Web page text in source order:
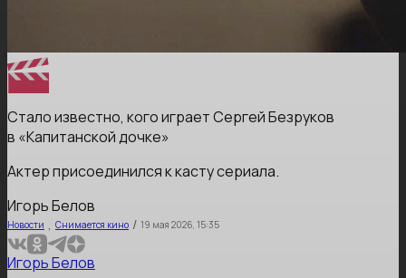
Стало известно, кого играет Сергей Безруков
в «Капитанской дочке»
Актер присоединился к касту сериала.
Игорь Белов
Новости , Снимается кино / 19 мая 2026, 15:35
Игорь Белов